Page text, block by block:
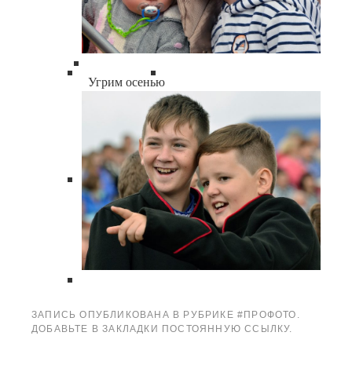
Угрим осенью
ЗАПИСЬ ОПУБЛИКОВАНА В РУБРИКЕ #ПРОФОТО .
ДОБАВЬТЕ В ЗАКЛАДКИ
ПОСТОЯННУЮ ССЫЛКУ.